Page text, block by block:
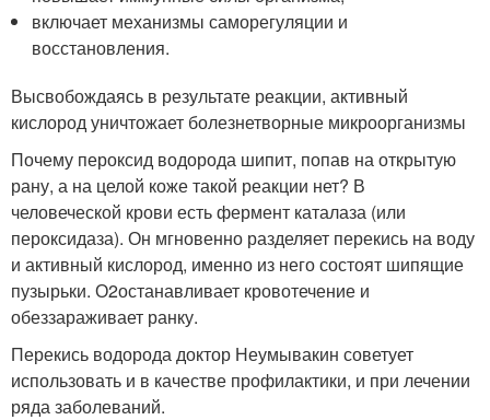
включает механизмы саморегуляции и
восстановления.
Высвобождаясь в результате реакции, активный
кислород уничтожает болезнетворные микроорганизмы
Почему пероксид водорода шипит, попав на открытую
рану, а на целой коже такой реакции нет? В
человеческой крови есть фермент каталаза (или
пероксидаза). Он мгновенно разделяет перекись на воду
и активный кислород, именно из него состоят шипящие
пузырьки. О2останавливает кровотечение и
обеззараживает ранку.
Перекись водорода доктор Неумывакин советует
использовать и в качестве профилактики, и при лечении
ряда заболеваний.